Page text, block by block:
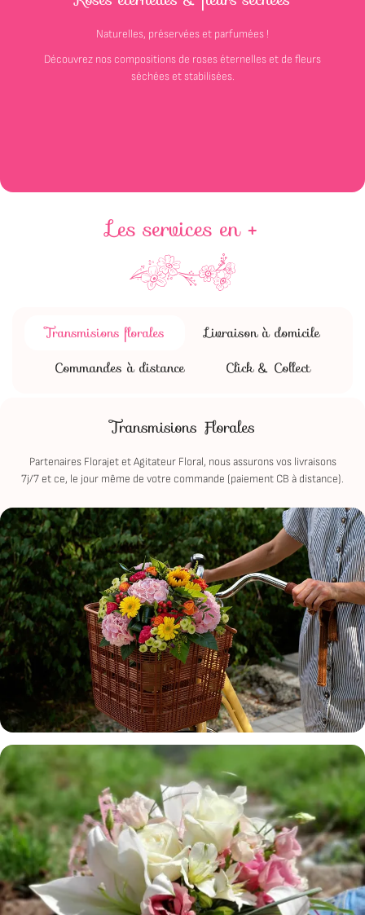
Naturelles, préservées et parfumées !
Découvrez nos compositions de roses éternelles et de fleurs
séchées et stabilisées.
Les services en +
Transmisions florales
Livraison à domicile
Commandes à distance
Click & Collect
Transmisions Florales
Partenaires Florajet et Agitateur Floral, nous assurons vos livraisons
7j/7 et ce, le jour même de votre commande (paiement CB à distance).